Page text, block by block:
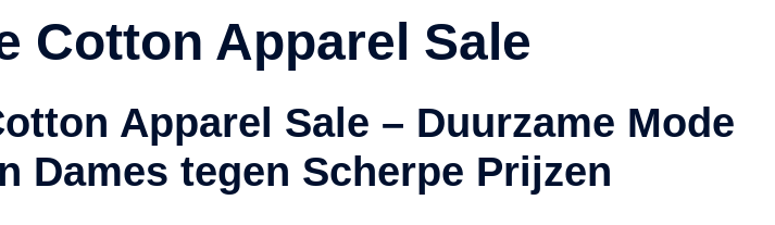
Cotton Apparel Sale
Apparel Sale – Duurzame Mode
Dames tegen Scherpe Prijzen